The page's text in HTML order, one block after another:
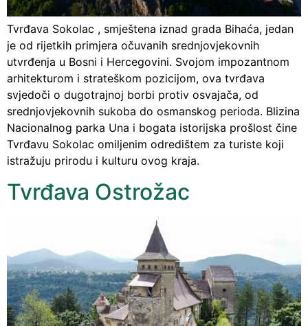
Tvrđava Sokolac , smještena iznad grada Bihaća, jedan
je od rijetkih primjera očuvanih srednjovjekovnih
utvrđenja u Bosni i Hercegovini. Svojom impozantnom
arhitekturom i strateškom pozicijom, ova tvrđava
svjedoči o dugotrajnoj borbi protiv osvajača, od
srednjovjekovnih sukoba do osmanskog perioda. Blizina
Nacionalnog parka Una i bogata istorijska prošlost čine
Tvrđavu Sokolac omiljenim odredištem za turiste koji
istražuju prirodu i kulturu ovog kraja.
Tvrđava Ostrožac